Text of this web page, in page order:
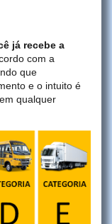
já recebe a
com a
que
e o intuito é
qualquer